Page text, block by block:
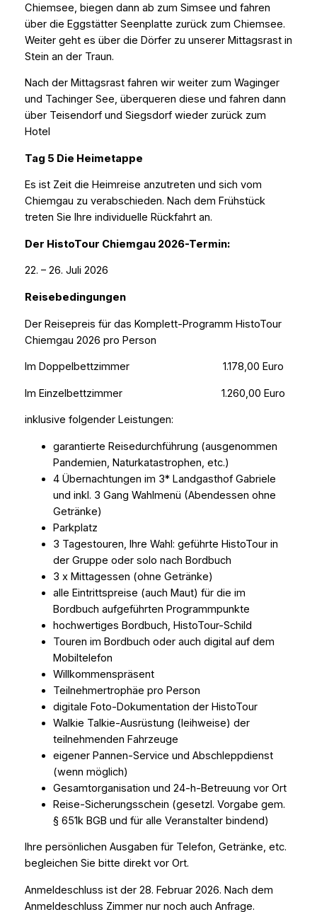
Chiemsee, biegen dann ab zum Simsee und fahren
über die Eggstätter Seenplatte zurück zum Chiemsee.
Weiter geht es über die Dörfer zu unserer Mittagsrast in
Stein an der Traun.
Nach der Mittagsrast fahren wir weiter zum Waginger
und Tachinger See, überqueren diese und fahren dann
über Teisendorf und Siegsdorf wieder zurück zum
Hotel
Tag 5 Die Heimetappe
Es ist Zeit die Heimreise anzutreten und sich vom
Chiemgau zu verabschieden. Nach dem Frühstück
treten Sie Ihre individuelle Rückfahrt an.
Der HistoTour Chiemgau 2026-Termin:
22. – 26. Juli 2026
Reisebedingungen
Der Reisepreis für das Komplett-Programm HistoTour
Chiemgau 2026 pro Person
Im Doppelbettzimmer 1.178,00 Euro
Im Einzelbettzimmer 1.260,00 Euro
inklusive folgender Leistungen:
garantierte Reisedurchführung (ausgenommen
Pandemien, Naturkatastrophen, etc.)
4 Übernachtungen im 3* Landgasthof Gabriele
und inkl. 3 Gang Wahlmenü (Abendessen ohne
Getränke)
Parkplatz
3 Tagestouren, Ihre Wahl: geführte HistoTour in
der Gruppe oder solo nach Bordbuch
3 x Mittagessen (ohne Getränke)
alle Eintrittspreise (auch Maut) für die im
Bordbuch aufgeführten Programmpunkte
hochwertiges Bordbuch, HistoTour-Schild
Touren im Bordbuch oder auch digital auf dem
Mobiltelefon
Willkommenspräsent
Teilnehmertrophäe pro Person
digitale Foto-Dokumentation der HistoTour
Walkie Talkie-Ausrüstung (leihweise) der
teilnehmenden Fahrzeuge
eigener Pannen-Service und Abschleppdienst
(wenn möglich)
Gesamtorganisation und 24-h-Betreuung vor Ort
Reise-Sicherungsschein (gesetzl. Vorgabe gem.
§ 651k BGB und für alle Veranstalter bindend)
Ihre persönlichen Ausgaben für Telefon, Getränke, etc.
begleichen Sie bitte direkt vor Ort.
Anmeldeschluss ist der 28. Februar 2026. Nach dem
Anmeldeschluss Zimmer nur noch auch Anfrage.